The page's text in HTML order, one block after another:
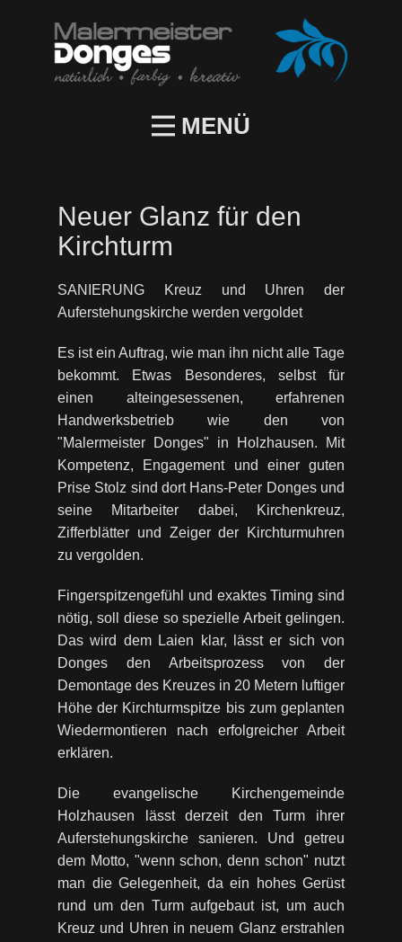
MENÜ
Neuer Glanz für den
Kirchturm
SANIERUNG Kreuz und Uhren der
Auferstehungskirche werden vergoldet
Es ist ein Auftrag, wie man ihn nicht alle Tage
bekommt. Etwas Besonderes, selbst für
einen alteingesessenen, erfahrenen
Handwerksbetrieb wie den von
"Malermeister Donges" in Holzhausen. Mit
Kompetenz, Engagement und einer guten
Prise Stolz sind dort Hans-Peter Donges und
seine Mitarbeiter dabei, Kirchenkreuz,
Zifferblätter und Zeiger der Kirchturmuhren
zu vergolden.
Fingerspitzengefühl und exaktes Timing sind
nötig, soll diese so spezielle Arbeit gelingen.
Das wird dem Laien klar, lässt er sich von
Donges den Arbeitsprozess von der
Demontage des Kreuzes in 20 Metern luftiger
Höhe der Kirchturmspitze bis zum geplanten
Wiedermontieren nach erfolgreicher Arbeit
erklären.
Die evangelische Kirchengemeinde
Holzhausen lässt derzeit den Turm ihrer
Auferstehungskirche sanieren. Und getreu
dem Motto, "wenn schon, denn schon" nutzt
man die Gelegenheit, da ein hohes Gerüst
rund um den Turm aufgebaut ist, um auch
Kreuz und Uhren in neuem Glanz erstrahlen